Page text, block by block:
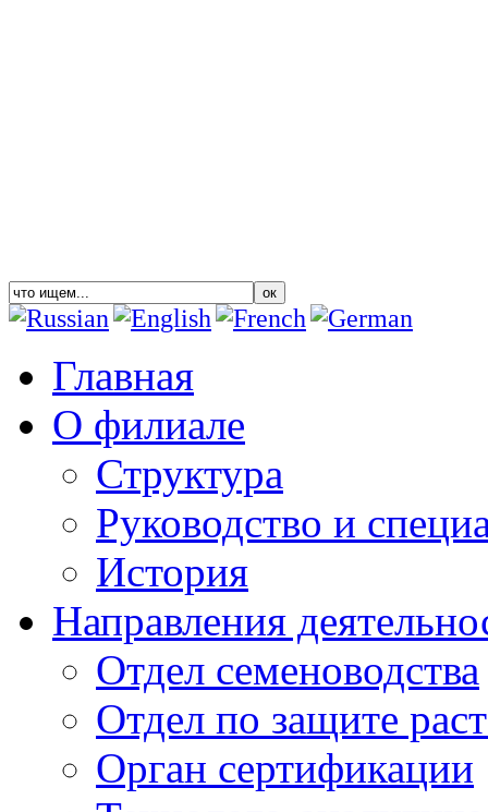
Главная
О филиале
Структура
Руководство и
История
Направления
Отдел семеноводства
Отдел по защите
Орган сертификации